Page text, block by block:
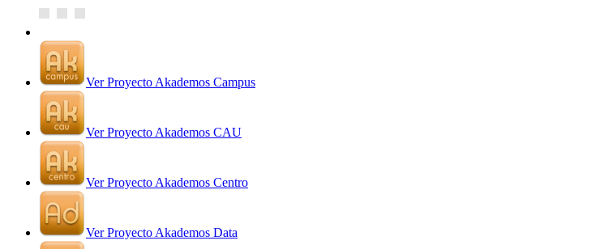
Ver Proyecto Akademos Campus
Ver Proyecto Akademos CAU
Ver Proyecto Akademos Centro
Ver Proyecto Akademos Data